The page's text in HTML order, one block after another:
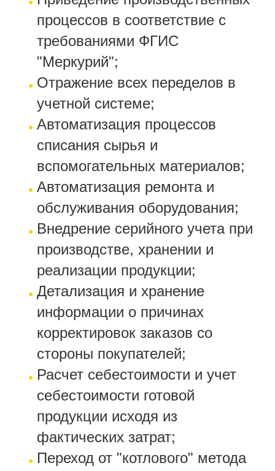
процессов в соответствие с
требованиями ФГИС
"Меркурий";
Отражение всех переделов в
учетной системе;
Автоматизация процессов
списания сырья и
вспомогательных материалов;
Автоматизация ремонта и
обслуживания оборудования;
Внедрение серийного учета при
производстве, хранении и
реализации продукции;
Детализация и хранение
информации о причинах
корректировок заказов со
стороны покупателей;
Расчет себестоимости и учет
себестоимости готовой
продукции исходя из
фактических затрат;
Переход от "котлового" метода